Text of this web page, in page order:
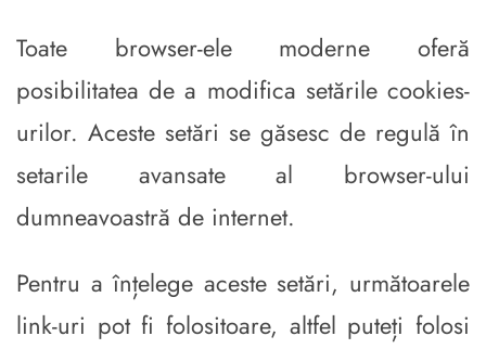
Toate browser-ele moderne oferă
posibilitatea de a modifica setările cookies-
urilor. Aceste setări se găsesc de regulă în
setarile avansate al browser-ului
dumneavoastră de internet.
Pentru a înțelege aceste setări, următoarele
link-uri pot fi folositoare, altfel puteți folosi